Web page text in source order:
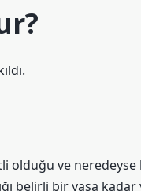
olduğu ve neredeyse
belirli bir yaşa kadar